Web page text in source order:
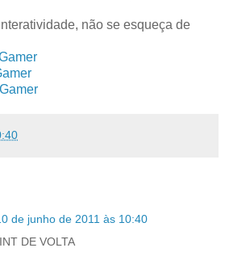
não se esqueça de
de junho de 2011 às 10:40
DE VOLTA